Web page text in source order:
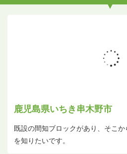
鹿児島県いちき串木野市
既設の間知ブロックがあり、そこ
を知りたいです。